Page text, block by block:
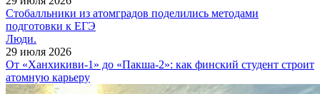
Cтобалльники из атомградов поделились методами
подготовки к ЕГЭ
Люди.
29 июля 2026
От «Ханхикиви-1» до «Пакша-2»: как финский студент строит
атомную карьеру